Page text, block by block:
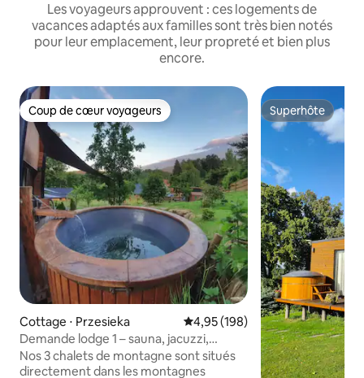
Les voyageurs approuvent : ces logements de
vacances adaptés aux familles sont très bien notés
pour leur emplacement, leur propreté et bien plus
encore.
Coup de cœur voyageurs
Coup de cœur voyageurs
Cottage ⋅ Przesieka Évaluation moyenne sur la
4,95 (198)
Demande lodge 1 – sauna, jacuzzi,
terrasse, nature
Nos 3 chalets de montagne sont situés
directement dans les montagnes
Superhôte
Superhôte